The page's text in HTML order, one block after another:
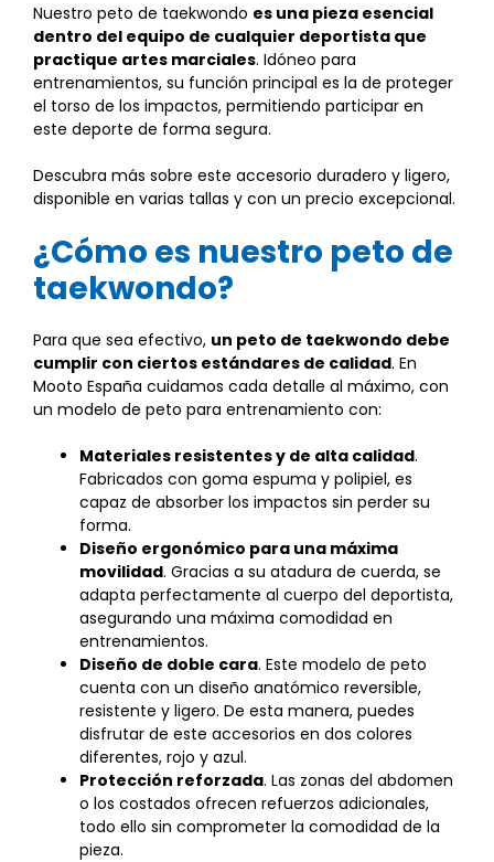
Nuestro peto de taekwondo es una pieza esencial
dentro del equipo de cualquier deportista que
practique artes marciales. Idóneo para
entrenamientos, su función principal es la de proteger
el torso de los impactos, permitiendo participar en
este deporte de forma segura.
Descubra más sobre este accesorio duradero y ligero,
disponible en varias tallas y con un precio excepcional.
¿Cómo es nuestro peto de
taekwondo?
Para que sea efectivo, un peto de taekwondo debe
cumplir con ciertos estándares de calidad. En
Mooto España cuidamos cada detalle al máximo, con
un modelo de peto para entrenamiento con:
Materiales resistentes y de alta calidad.
Fabricados con goma espuma y polipiel, es
capaz de absorber los impactos sin perder su
forma.
Diseño ergonómico para una máxima
movilidad. Gracias a su atadura de cuerda, se
adapta perfectamente al cuerpo del deportista,
asegurando una máxima comodidad en
entrenamientos.
Diseño de doble cara. Este modelo de peto
cuenta con un diseño anatómico reversible,
resistente y ligero. De esta manera, puedes
disfrutar de este accesorios en dos colores
diferentes, rojo y azul.
Protección reforzada. Las zonas del abdomen
o los costados ofrecen refuerzos adicionales,
todo ello sin comprometer la comodidad de la
pieza.